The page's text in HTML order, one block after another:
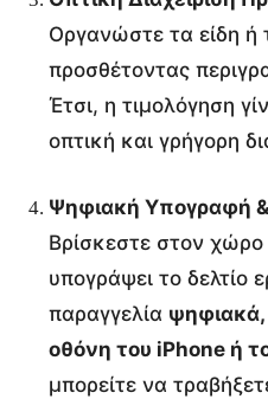
Οργανώστε τα είδη ή
προσθέτοντας
Έτσι, η τιμολόγηση
οπτική και γρήγορη
Ψηφιακή Υπογραφή
Βρίσκεστε στον
υπογράψει το δελτίο
παραγγελία
οθόνη του iPhone ή
μπορείτε να